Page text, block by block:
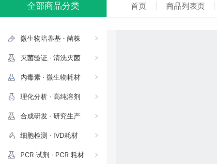
全部商品分类 首页 商品列表页
微生物培养基 · 菌株
灭菌验证 · 清洗灭菌
内毒素 · 微生物耗材
理化分析 · 高纯溶剂
合成研发 · 研究生产
细胞检测 · IVD耗材
PCR 试剂 · PCR 耗材